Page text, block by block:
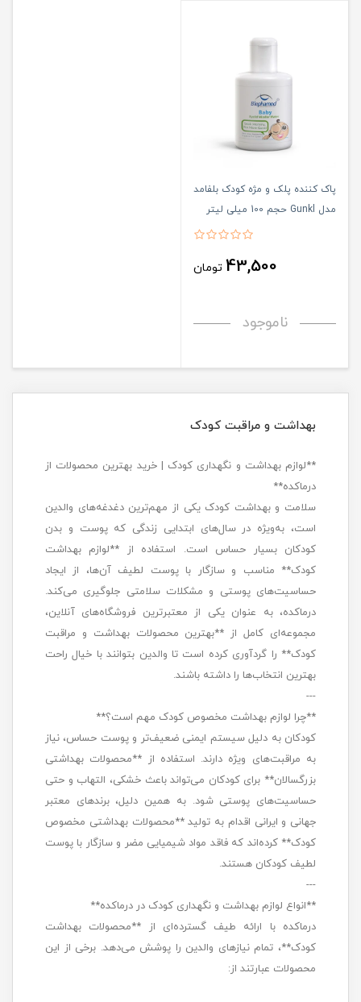
پاک کننده پلک و مژه کودک بلفامد
مدل Gunkl حجم 100 میلی لیتر
43,500 تومان
ناموجود
بهداشت و مراقبت کودک
**لوازم بهداشت و نگهداری کودک | خرید بهترین محصولات از
درماکده**
سلامت و بهداشت کودک یکی از مهم‌ترین دغدغه‌های والدین
است، به‌ویژه در سال‌های ابتدایی زندگی که پوست و بدن
کودکان بسیار حساس است. استفاده از **لوازم بهداشت
کودک** مناسب و سازگار با پوست لطیف آن‌ها، از ایجاد
حساسیت‌های پوستی و مشکلات سلامتی جلوگیری می‌کند.
درماکده، به عنوان یکی از معتبرترین فروشگاه‌های آنلاین،
مجموعه‌ای کامل از **بهترین محصولات بهداشت و مراقبت
کودک** را گردآوری کرده است تا والدین بتوانند با خیال راحت
بهترین انتخاب‌ها را داشته باشند.
---
**چرا لوازم بهداشت مخصوص کودک مهم است؟**
کودکان به دلیل سیستم ایمنی ضعیف‌تر و پوست حساس، نیاز
به مراقبت‌های ویژه دارند. استفاده از **محصولات بهداشتی
بزرگسالان** برای کودکان می‌تواند باعث خشکی، التهاب و حتی
حساسیت‌های پوستی شود. به همین دلیل، برندهای معتبر
جهانی و ایرانی اقدام به تولید **محصولات بهداشتی مخصوص
کودک** کرده‌اند که فاقد مواد شیمیایی مضر و سازگار با پوست
لطیف کودکان هستند.
---
**انواع لوازم بهداشت و نگهداری کودک در درماکده**
درماکده با ارائه طیف گسترده‌ای از **محصولات بهداشت
کودک**، تمام نیازهای والدین را پوشش می‌دهد. برخی از این
محصولات عبارتند از: